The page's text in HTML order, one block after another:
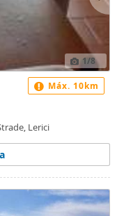
1/8
Lerici
Máx. 10km